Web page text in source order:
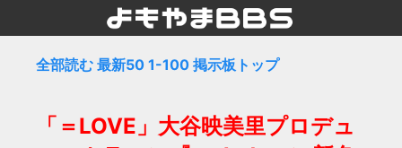
全部読む 最新50 1-100 掲示板トップ
「＝LOVE」大谷映美里プロデュ